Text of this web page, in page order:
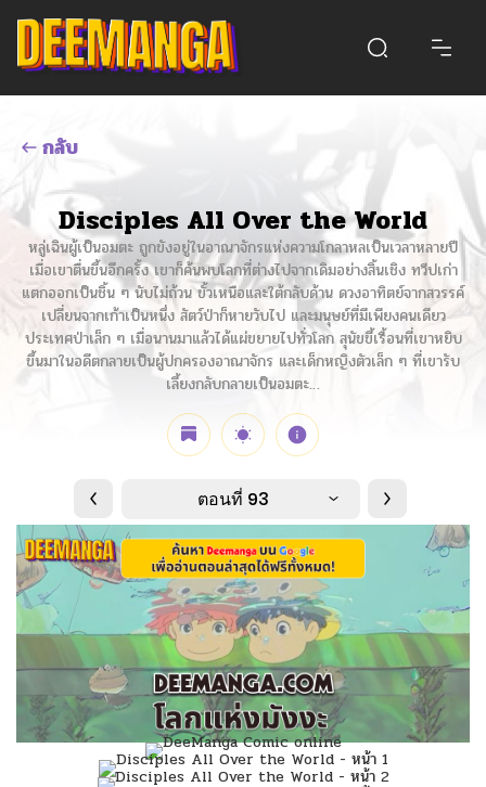
กลับ
Disciples All Over the World
หลู่เฉินผู้เป็นอมตะ ถูกขังอยู่ในอาณาจักรแห่งความโกลาหลเป็นเวลาหลายปี
เมื่อเขาตื่นขึ้นอีกครั้ง เขาก็ค้นพบโลกที่ต่างไปจากเดิมอย่างสิ้นเชิง ทวีปเก่า
แตกออกเป็นชิ้น ๆ นับไม่ถ้วน ขั้วเหนือและใต้กลับด้าน ดวงอาทิตย์จากสวรรค์
เปลี่ยนจากเก้าเป็นหนึ่ง สัตว์ป่าก็หายวับไป และมนุษย์ที่มีเพียงคนเดียว
ประเทศป่าเล็ก ๆ เมื่อนานมาแล้วได้แผ่ขยายไปทั่วโลก สุนัขขี้เรื้อนที่เขาหยิบ
ขึ้นมาในอดีตกลายเป็นผู้ปกครองอาณาจักร และเด็กหญิงตัวเล็ก ๆ ที่เขารับ
เลี้ยงกลับกลายเป็นอมตะ…
ตอนที่ 93